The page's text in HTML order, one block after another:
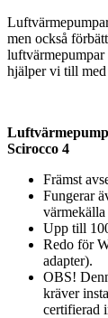
men också
hjälper vi till
Scirocco 4
Främst
Fungerar
Upp till
Redo för
adapter).
OBS!
kräver
certifierad